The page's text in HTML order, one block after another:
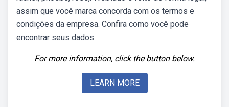
assim que você marca concorda com os termos e
condições da empresa. Confira como você pode
encontrar seus dados.
For more information, click the button below.
LEARN MORE